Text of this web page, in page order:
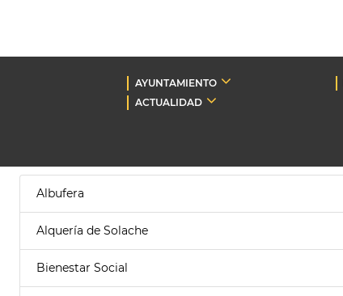
AYUNTAMIENTO
ACTUALIDAD
Albufera
Alquería de Solache
Bienestar Social